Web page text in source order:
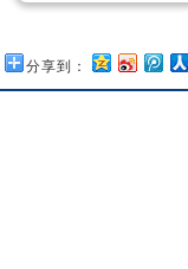
分享到：